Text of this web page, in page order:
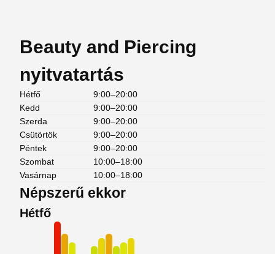
Beauty and Piercing
nyitvatartás
Hétfő
9:00–20:00
Kedd
9:00–20:00
Szerda
9:00–20:00
Csütörtök
9:00–20:00
Péntek
9:00–20:00
Szombat
10:00–18:00
Vasárnap
10:00–18:00
Népszerű ekkor
Hétfő